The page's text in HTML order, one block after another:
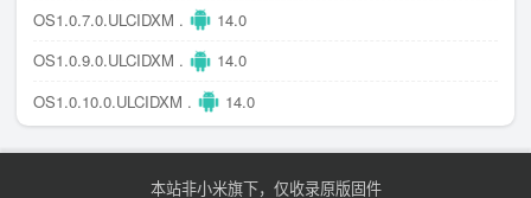
OS1.0.7.0.ULCIDXM .
14.0
OS1.0.9.0.ULCIDXM .
14.0
OS1.0.10.0.ULCIDXM .
14.0
本站非小米旗下，仅收录原版固件